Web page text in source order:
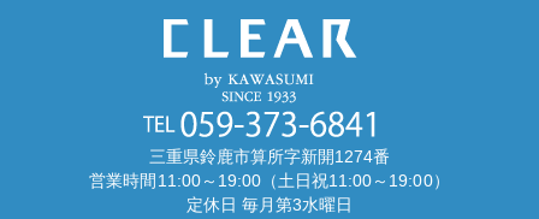
三重県鈴鹿市算所字新開1274番
営業時間11:00～19:00（土日祝11:00～19:00）
定休日 毎月第3水曜日